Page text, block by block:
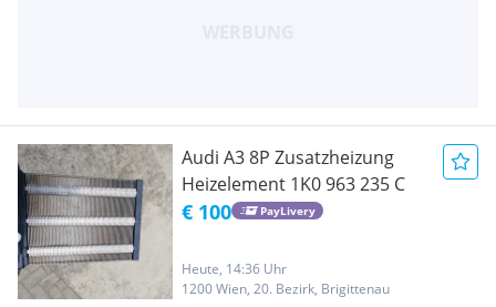
Audi A3 8P Zusatzheizung
Heizelement 1K0 963 235 C
€ 100 PayLivery
Heute, 14:36 Uhr
1200 Wien, 20. Bezirk, Brigittenau